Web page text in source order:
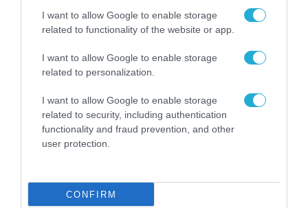
I want to allow Google to enable storage
related to functionality of the website or app.
I want to allow Google to enable storage
related to personalization.
I want to allow Google to enable storage
related to security, including authentication
functionality and fraud prevention, and other
user protection.
CONFIRM
Η πιο ταξιδιάρικη
καλοκαιριού έχει την
υπογραφή της Xiaomi
31.07.2026
ΟΛΗ Η ΡΟΗ ΕΙΔΗΣΕΩΝ